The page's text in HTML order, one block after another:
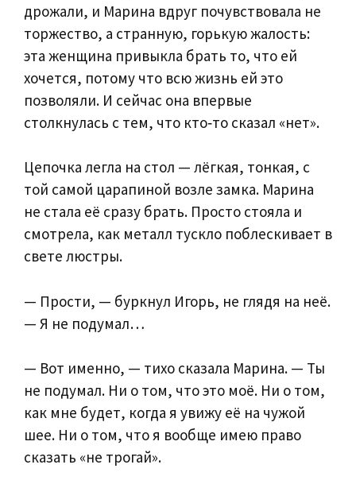
дрожали, и Марина вдруг почувствовала не
торжество, а странную, горькую жалость:
эта женщина привыкла брать то, что ей
хочется, потому что всю жизнь ей это
позволяли. И сейчас она впервые
столкнулась с тем, что кто‑то сказал «нет».
Цепочка легла на стол — лёгкая, тонкая, с
той самой царапиной возле замка. Марина
не стала её сразу брать. Просто стояла и
смотрела, как металл тускло поблескивает в
свете люстры.
— Прости, — буркнул Игорь, не глядя на неё.
— Я не подумал…
— Вот именно, — тихо сказала Марина. — Ты
не подумал. Ни о том, что это моё. Ни о том,
как мне будет, когда я увижу её на чужой
шее. Ни о том, что я вообще имею право
сказать «не трогай».